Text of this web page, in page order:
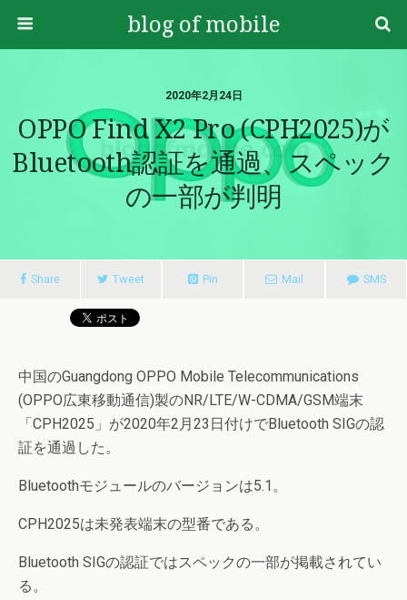
blog of mobile
2020年2月24日
OPPO Find X2 Pro (CPH2025)が
Bluetooth認証を通過、スペック
の一部が判明
Share Tweet Pin Mail SMS
中国のGuangdong OPPO Mobile Telecommunications
(OPPO広東移動通信)製のNR/LTE/W-CDMA/GSM端末
「CPH2025」が2020年2月23日付けでBluetooth SIGの認
証を通過した。
Bluetoothモジュールのバージョンは5.1。
CPH2025は未発表端末の型番である。
Bluetooth SIGの認証ではスペックの一部が掲載されてい
る。